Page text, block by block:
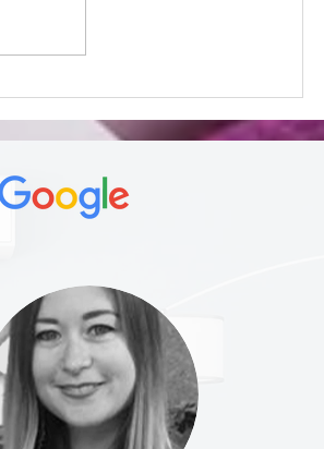
LE STRESS" / #PARIS 🏆]